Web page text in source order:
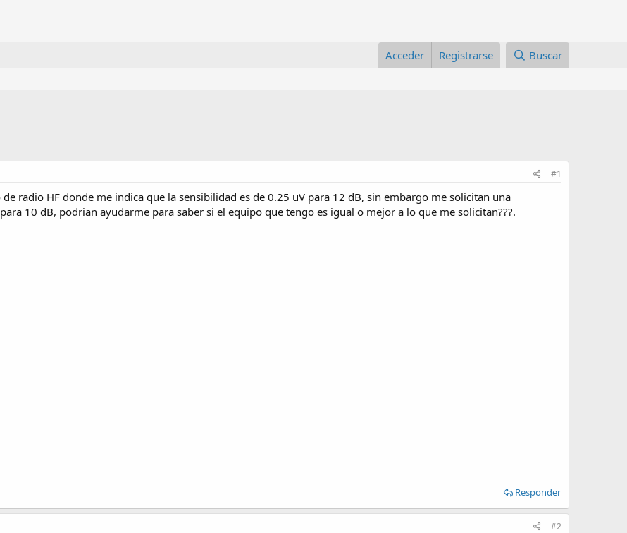
Acceder Registrarse Buscar
#1
radio HF donde me indica que la sensibilidad es de 0.25 uV para 12 dB, sin embargo me solicitan una
10 dB, podrian ayudarme para saber si el equipo que tengo es igual o mejor a lo que me solicitan???.
Responder
#2